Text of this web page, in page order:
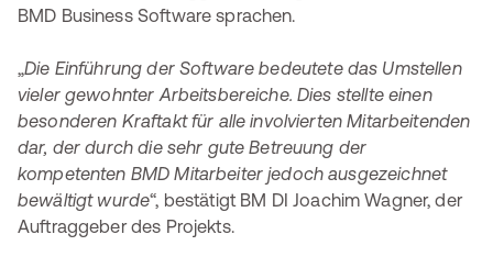
BMD Business Software sprachen.
„Die Einführung der Software bedeutete das Umstellen
vieler gewohnter Arbeitsbereiche. Dies stellte einen
besonderen Kraftakt für alle involvierten Mitarbeitenden
dar, der durch die sehr gute Betreuung der
kompetenten BMD Mitarbeiter jedoch ausgezeichnet
bewältigt wurde“, bestätigt BM DI Joachim Wagner, der
Auftraggeber des Projekts.